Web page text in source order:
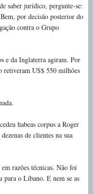
saber jurídico, pergunte-se:
por decisão posterior do
contra o Grupo
e da Inglaterra agiram. Por
retiveram US$ 550 milhões
habeas corpus a Roger
de clientes na sua
razões técnicas. Não foi
para o Líbano. E nem se as